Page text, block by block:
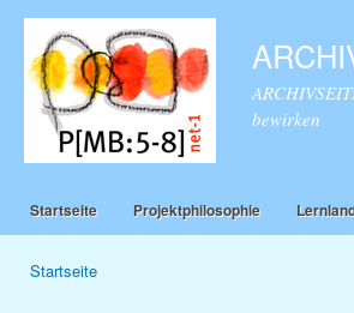
bewirken
Startseite Projektphilosophie
Startseite